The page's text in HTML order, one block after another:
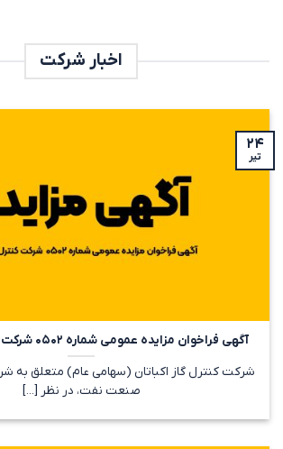
اخبار شرکت
آگهی فراخوان مزایده عمومی شماره ۰۵۰۲ شرکت کنترل گاز اکباتان
شرکت کنترل گاز اکباتان (سهامی عام) متعلق به
صنعت نفت، در نظر [...]
۲۴
تیر